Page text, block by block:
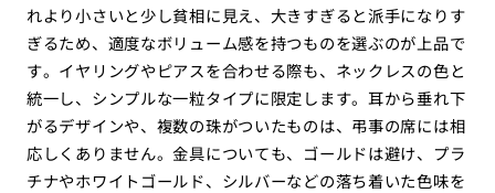
れより小さいと少し貧相に見え、大きすぎると派手になりす
ぎるため、適度なボリューム感を持つものを選ぶのが上品で
す。イヤリングやピアスを合わせる際も、ネックレスの色と
統一し、シンプルな一粒タイプに限定します。耳から垂れ下
がるデザインや、複数の珠がついたものは、弔事の席には相
応しくありません。金具についても、ゴールドは避け、プラ
チナやホワイトゴールド、シルバーなどの落ち着いた色味を